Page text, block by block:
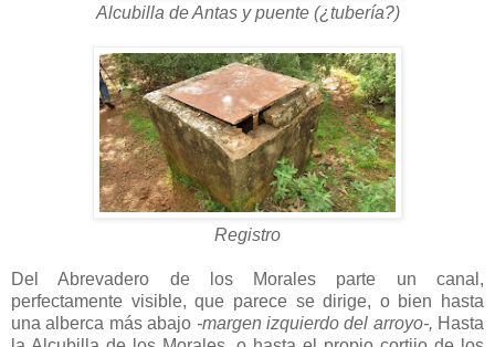
Alcubilla de Antas y puente (¿tubería?)
Registro
Del Abrevadero de los Morales parte un canal,
perfectamente visible, que parece se dirige, o bien hasta
una alberca más abajo -margen izquierdo del arroyo-, Hasta